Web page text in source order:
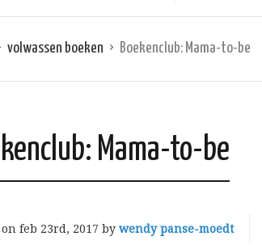
volwassen boeken Boekenclub: Mama-to-be
Mama-to-be
on feb 23rd, 2017 by wendy panse-moedt